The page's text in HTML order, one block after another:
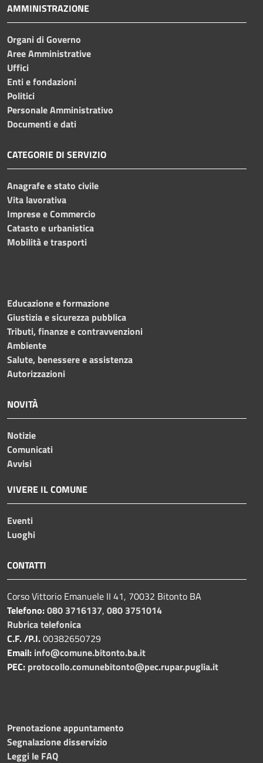
AMMINISTRAZIONE
Organi di Governo
Aree Amministrative
Uffici
Enti e fondazioni
Politici
Personale Amministrativo
Documenti e dati
CATEGORIE DI SERVIZIO
Anagrafe e stato civile
Vita lavorativa
Imprese e Commercio
Catasto e urbanistica
Mobilità e trasporti
Educazione e formazione
Giustizia e sicurezza pubblica
Tributi, finanze e contravvenzioni
Ambiente
Salute, benessere e assistenza
Autorizzazioni
NOVITÀ
Notizie
Comunicati
Avvisi
VIVERE IL COMUNE
Eventi
Luoghi
CONTATTI
Corso Vittorio Emanuele II 41, 70032 Bitonto BA
Telefono:080 3716137, 080 3751014
Rubrica telefonica
C.F. /P.I.00382650729
Email: info@comune.bitonto.ba.it
PEC: protocollo.comunebitonto@pec.rupar.puglia.it
Prenotazione appuntamento
Segnalazione disservizio
Leggi le FAQ